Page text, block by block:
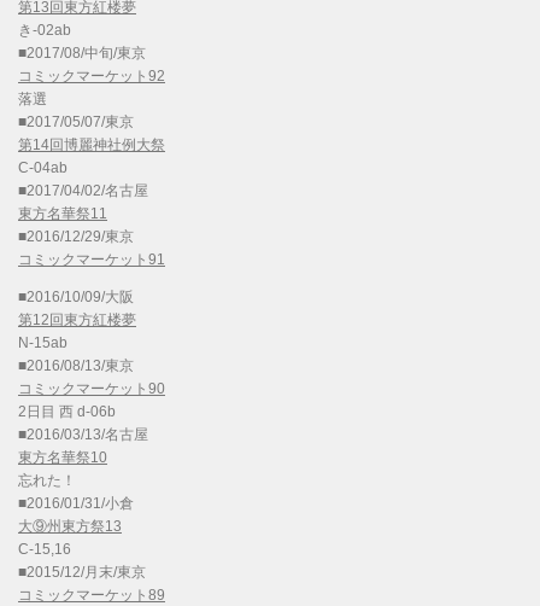
第13回東方紅楼夢
き-02ab
■2017/08/中旬/東京
コミックマーケット92
落選
■2017/05/07/東京
第14回博麗神社例大祭
C-04ab
■2017/04/02/名古屋
東方名華祭11
■2016/12/29/東京
コミックマーケット91
■2016/10/09/大阪
第12回東方紅楼夢
N-15ab
■2016/08/13/東京
コミックマーケット90
2日目 西 d-06b
■2016/03/13/名古屋
東方名華祭10
忘れた！
■2016/01/31/小倉
大⑨州東方祭13
C-15,16
■2015/12/月末/東京
コミックマーケット89